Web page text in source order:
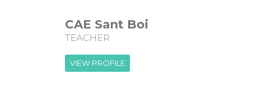
CAE Sant Boi
TEACHER
VIEW PROFILE